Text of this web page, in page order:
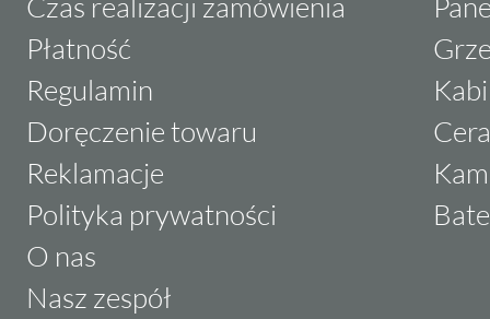
Płatność
Regulamin
Doręczenie towaru
Reklamacje
Polityka prywatności
O nas
Nasz zespół